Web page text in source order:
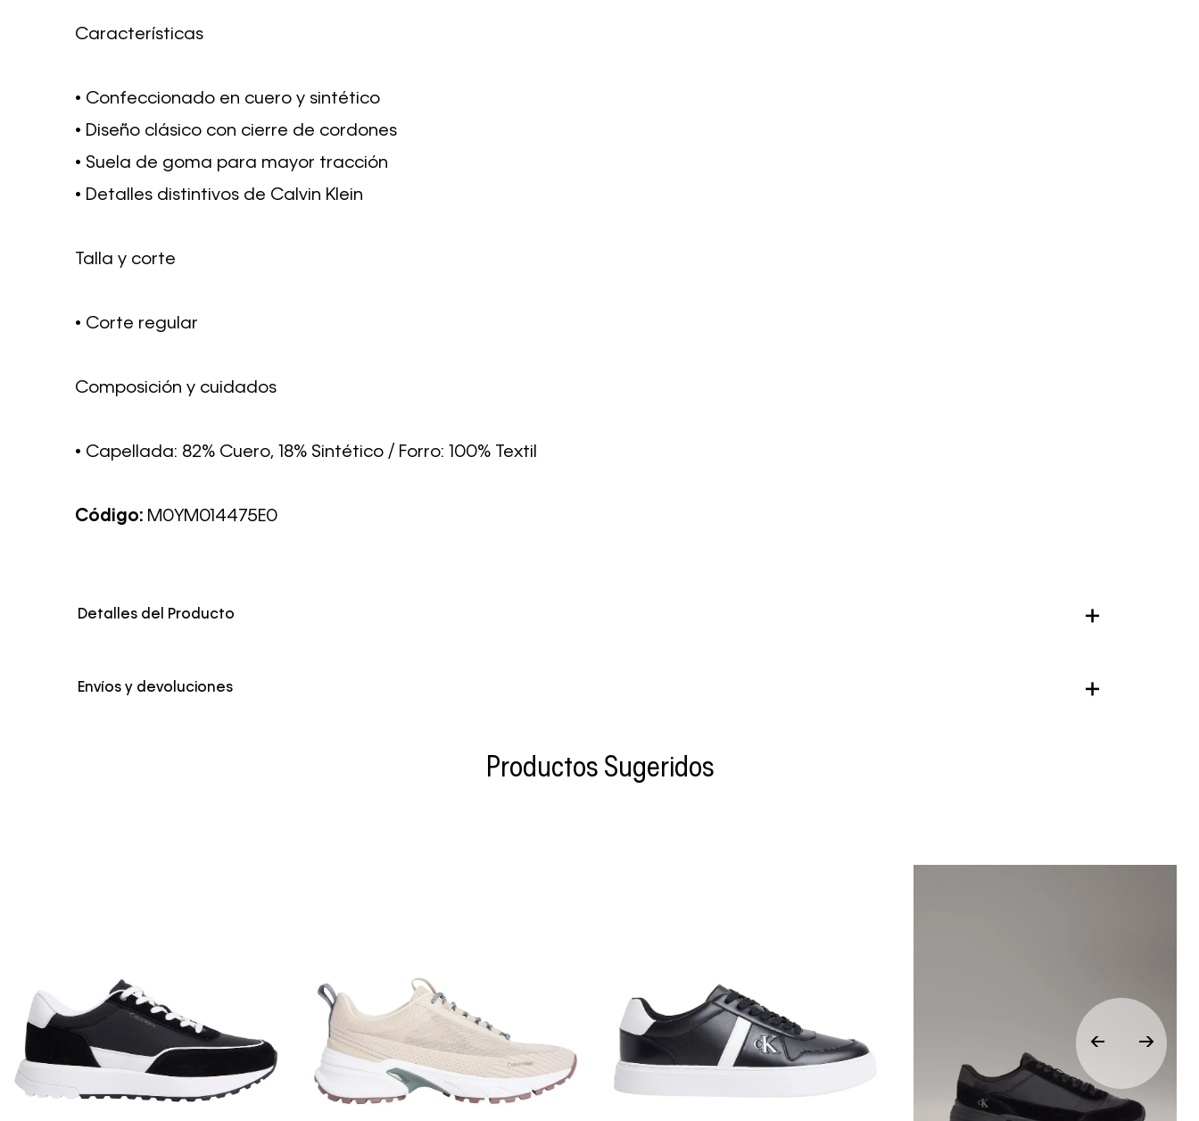
Características
• Confeccionado en cuero y sintético
• Diseño clásico con cierre de cordones
• Suela de goma para mayor tracción
• Detalles distintivos de Calvin Klein
Talla y corte
• Corte regular
Composición y cuidados
• Capellada: 82% Cuero, 18% Sintético / Forro: 100% Textil
Código: M0YM014475E0
Detalles del Producto
Color Blanco
Envíos y devoluciones
Productos Sugeridos